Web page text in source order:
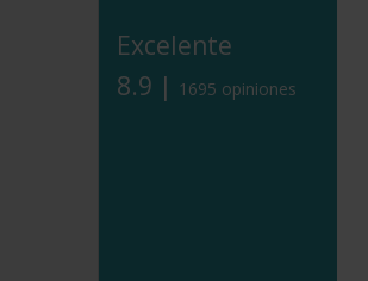
Excelente
8.9 |
1695 opiniones